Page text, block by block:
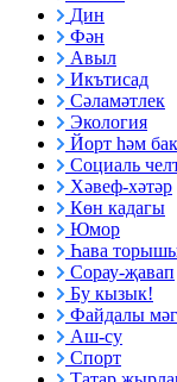
Дин
Фән
Авыл
Икътисад
Сәламәтлек
Экология
Йорт һәм
Социаль
Хәвеф-хәтәр
Көн кадагы
Юмор
Һава
Сорау-җавап
Бу кызык!
Файдалы
Аш-су
Спорт